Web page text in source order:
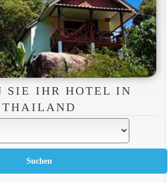
SIE IHR HOTEL IN
THAILAND